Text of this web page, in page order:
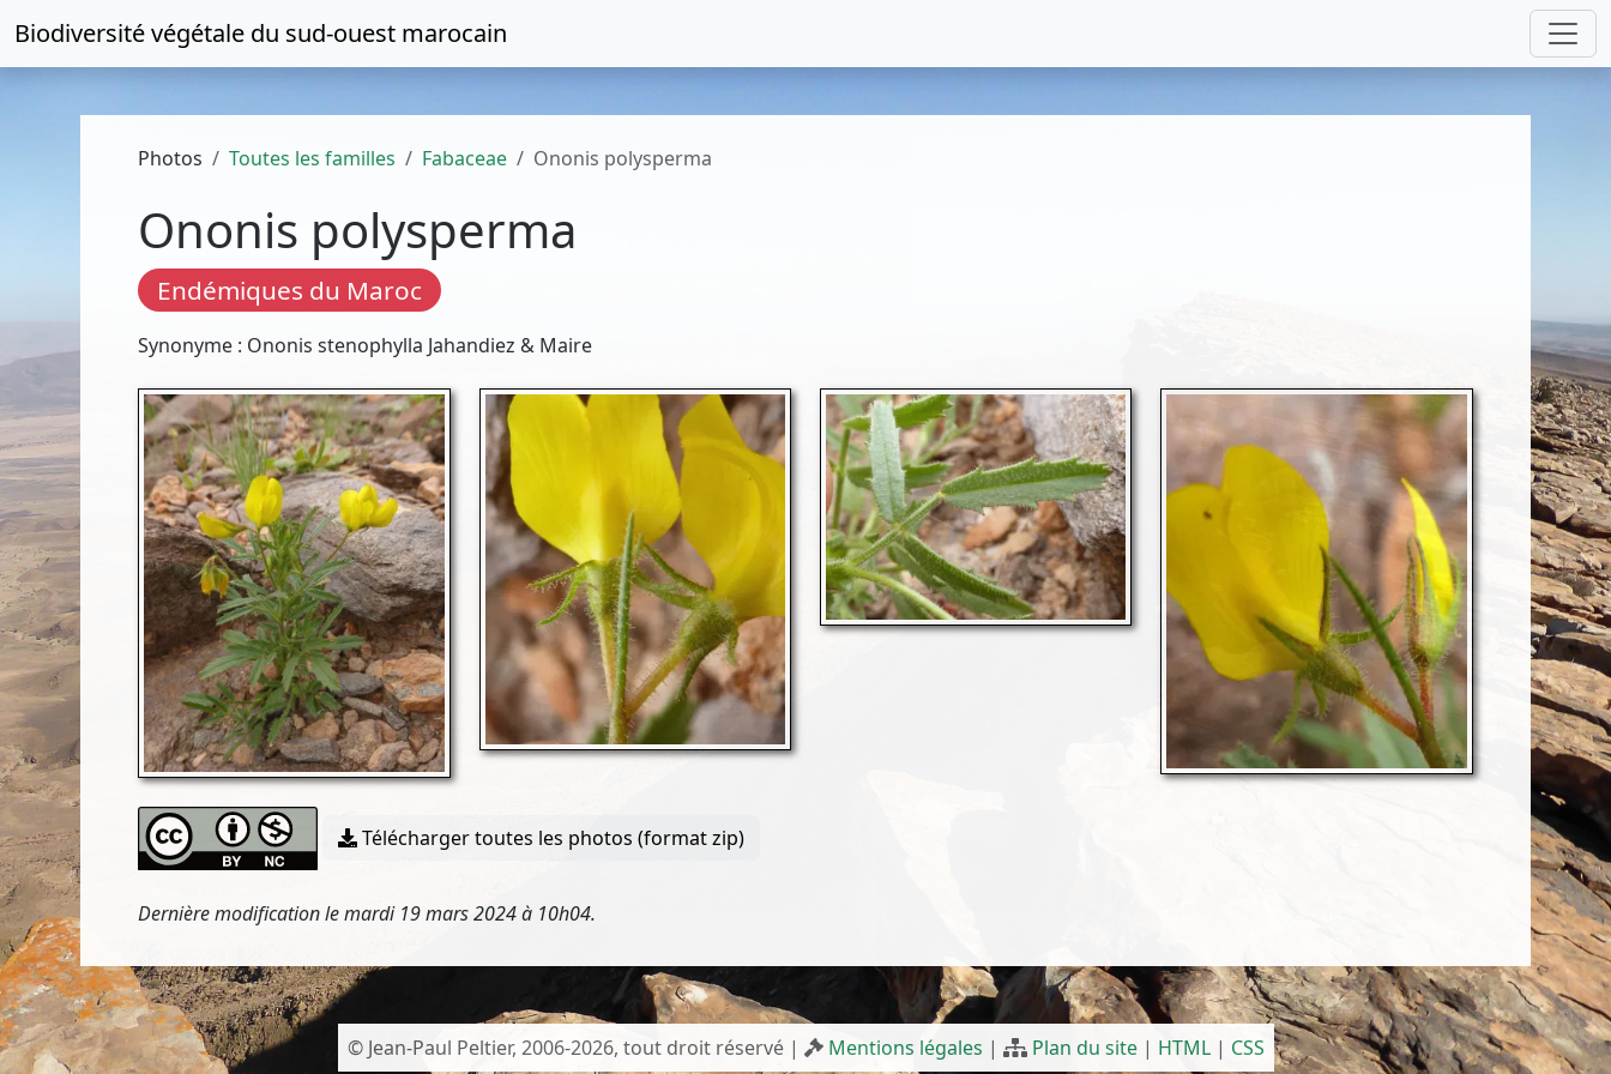
Biodiversité végétale du sud-ouest marocain
Photos Toutes les familles Fabaceae Ononis polysperma
Ononis polysperma
Endémiques du Maroc
Synonyme : Ononis stenophylla Jahandiez & Maire
Télécharger toutes les photos (format zip)
Dernière modification le mardi 19 mars 2024 à 10h04.
© Jean-Paul Peltier, 2006-2026, tout droit réservé | Mentions légales | Plan du site| HTML| CSS